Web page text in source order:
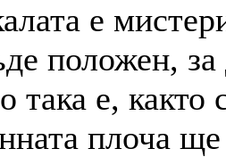
е
положен,
така е, както
плоча